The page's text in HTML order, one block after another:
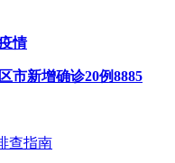
情
市新增确诊20例8885